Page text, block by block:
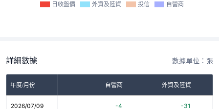
日收盤價 外資及陸資 投信 自營商
詳細數據 數據單位：張
年度/月份 自營商 外資及陸資
2026/07/09 -4 -31